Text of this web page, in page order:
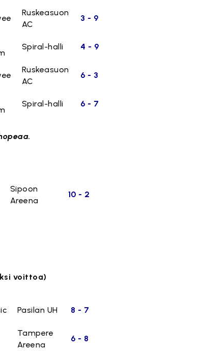
Ruskeasuon
AC
3 - 9
Spiral-halli 4 - 9
Ruskeasuon
AC
6 - 3
Spiral-halli 6 - 7
Sipoon
Areena
10 - 2
voittoa)
Pasilan UH 8 - 7
Tampere
Areena
6 - 8